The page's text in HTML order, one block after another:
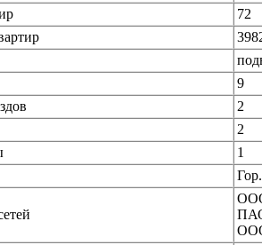
72
9
2
2
1